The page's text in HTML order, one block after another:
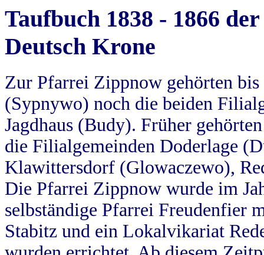
Taufbuch 1838 - 1866
Deutsch Krone
Zur Pfarrei Zippnow gehörten
(Sypnywo) noch die beiden
Jagdhaus (Budy). Früher
die Filialgemeinden Doderlage
Klawittersdorf (Glowaczewo),
Die Pfarrei Zippnow wurde im
selbständige Pfarrei Freudenfier
Stabitz und ein Lokalvikariat